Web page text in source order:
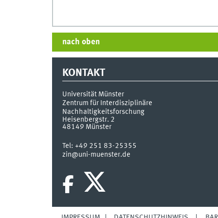
nach oben
KONTAKT
Universität Münster
Zentrum für Interdisziplinäre
Nachhaltigkeitsforschung
Heisenbergstr. 2
48149 Münster
Tel: +49 251 83-25355
zin@uni-muenster.de